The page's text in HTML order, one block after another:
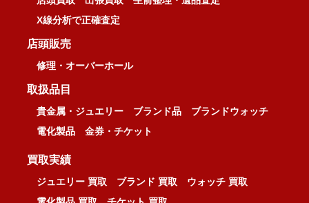
X線分析で正確査定
店頭販売
修理・オーバーホール
取扱品目
貴金属・ジュエリー ブランド品
ブランドウォッチ
電化製品
金券・チケット
買取実績
ジュエリー 買取 ブランド 買取
ウォッチ 買取